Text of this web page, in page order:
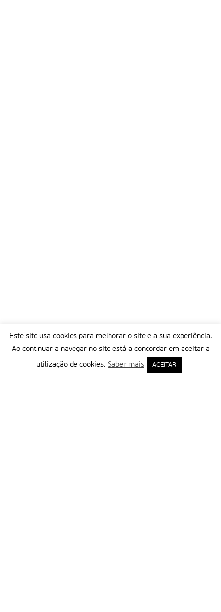
Este site usa cookies para melhorar o site e a sua experiência.
Ao continuar a navegar no site está a concordar em aceitar a
utilização de cookies. Saber mais ACEITAR